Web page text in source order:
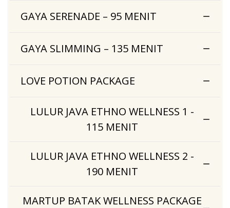
GAYA SERENADE – 95 MENIT
GAYA SLIMMING – 135 MENIT
LOVE POTION PACKAGE
LULUR JAVA ETHNO WELLNESS 1 -
115 MENIT
LULUR JAVA ETHNO WELLNESS 2 -
190 MENIT
MARTUP BATAK WELLNESS PACKAGE